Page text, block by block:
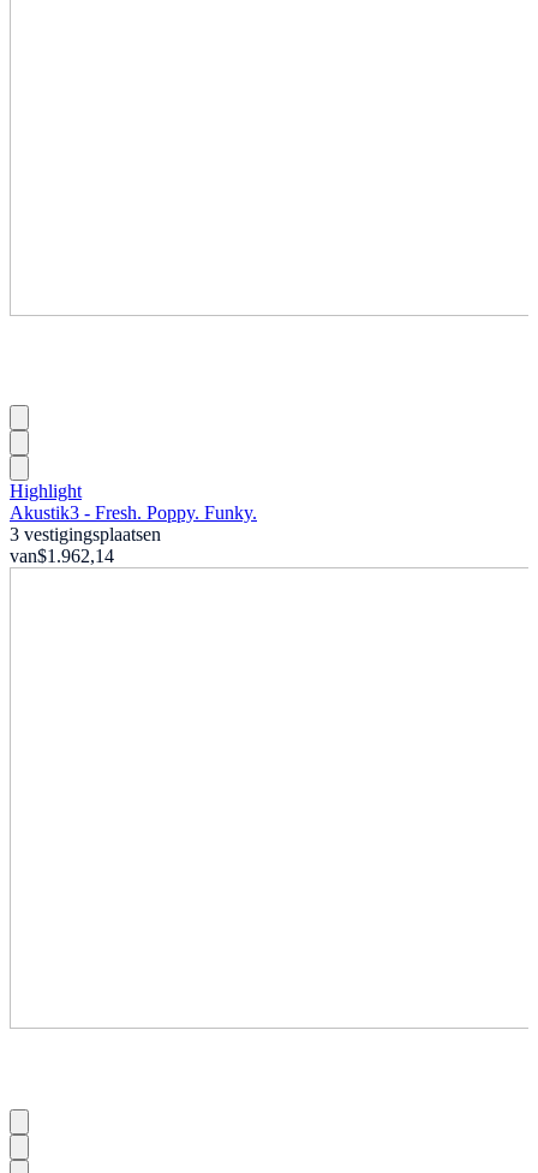
Highlight
Akustik3 - Fresh. Poppy. Funky.
3 vestigingsplaatsen
van$1.962,14